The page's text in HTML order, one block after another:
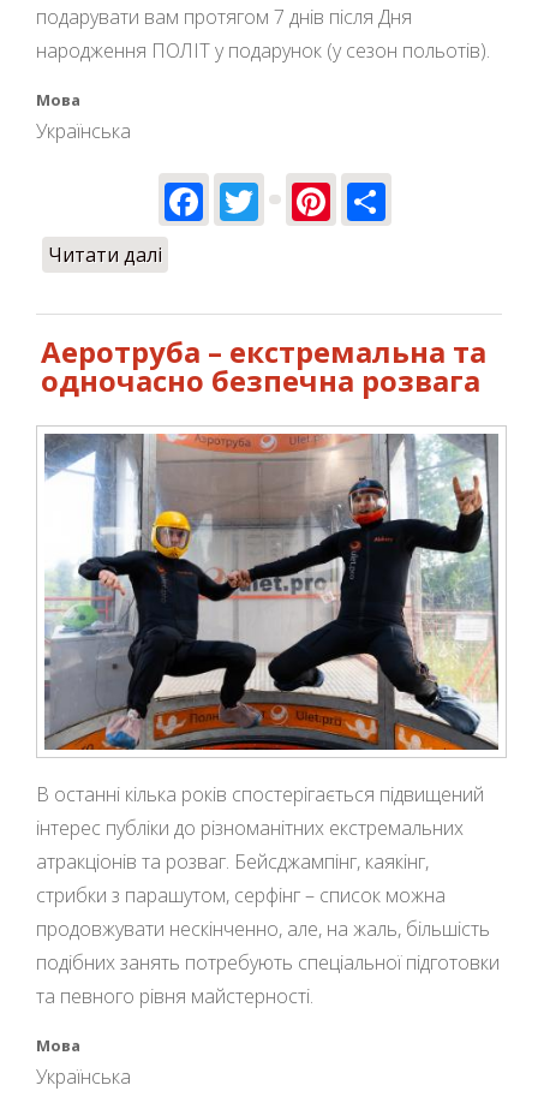
подарувати вам протягом 7 днів після Дня
народження ПОЛІТ у подарунок (у сезон польотів).
Мова
Українська
Facebook
TwitterPinterest
Читати далі
Аеротруба – екстремальна та
одночасно безпечна розвага
В останні кілька років спостерігається підвищений
інтерес публіки до різноманітних екстремальних
атракціонів та розваг. Бейсджампінг, каякінг,
стрибки з парашутом, серфінг – список можна
продовжувати нескінченно, але, на жаль, більшість
подібних занять потребують спеціальної підготовки
та певного рівня майстерності.
Мова
Українська